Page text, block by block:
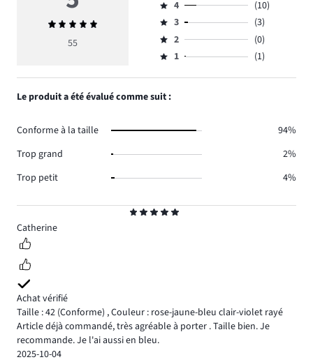
5
Catherine
Achat vérifié
Taille : 42 (Conforme) ,Couleur : rose-jaune-bleu clair-violet rayé
Article déjà commandé, très agréable à porter . Taille bien. Je
recommande. Je l'ai aussi en bleu.
2025-10-04
Note
moyenne
55
5,
nombre
de
votes
41.
Note
4,
nombre
de
10.
4
(10)
Note
3,
nombre
3.
3
(3)
Note
2,
votes
2
(0)
Note
1,
nombre
de
1.
1 (1)
Le produit a été évalué comme suit :
Conforme à la taille
94%
Trop grand
2%
Trop petit
4%